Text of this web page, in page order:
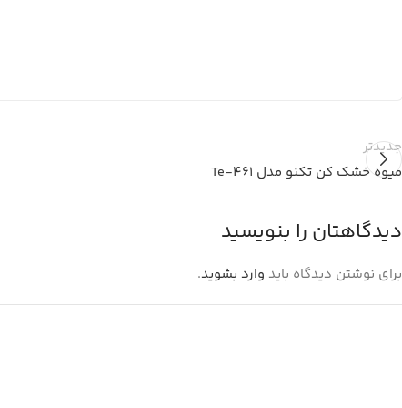
جدیدتر
میوه خشک کن تکنو مدل Te-461
دیدگاهتان را بنویسید
برای نوشتن دیدگاه باید وارد بشوید.